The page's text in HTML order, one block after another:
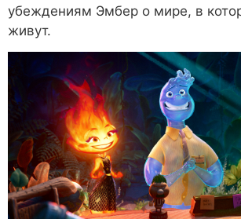
убеждениям Эмбер о мире, в
живут.